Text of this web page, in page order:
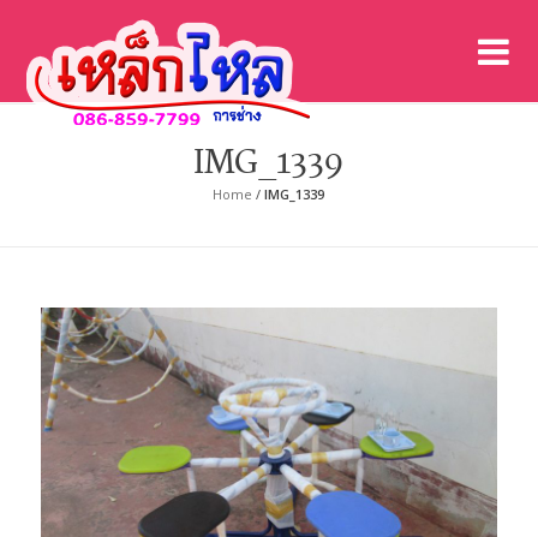
IMG_1339
Home /IMG_1339